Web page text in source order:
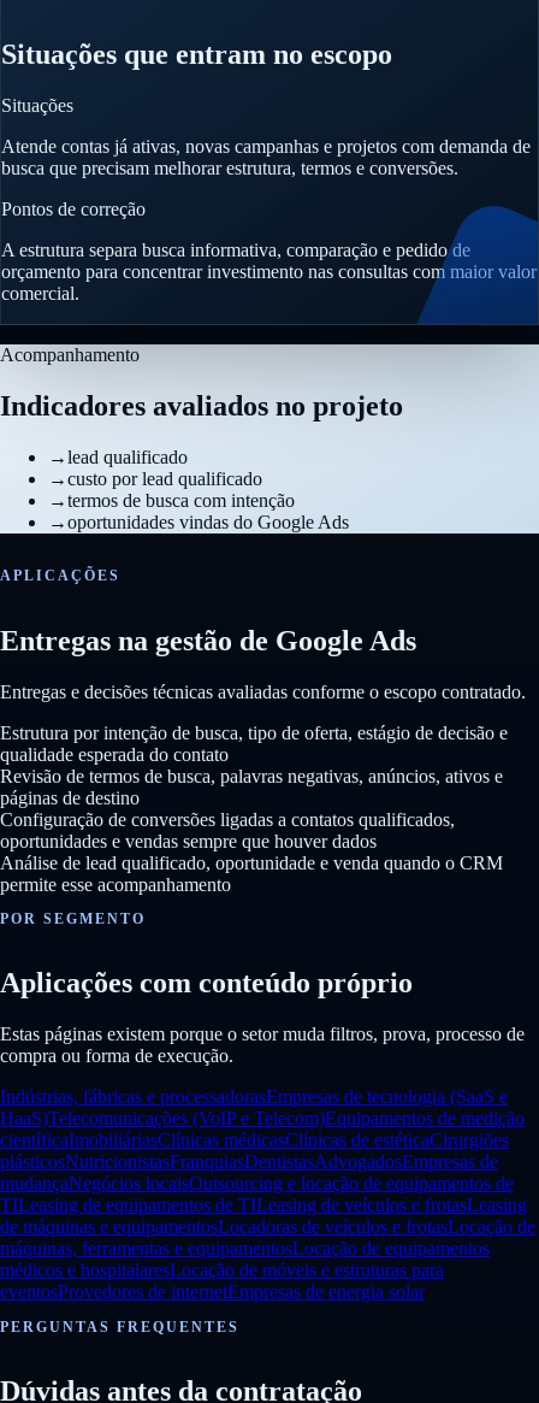
Situações que entram no escopo
Situações
Atende contas já ativas, novas campanhas e projetos com demanda de
busca que precisam melhorar estrutura, termos e conversões.
Pontos de correção
A estrutura separa busca informativa, comparação e pedido de
orçamento para concentrar investimento nas consultas com maior valor
comercial.
Acompanhamento
Indicadores avaliados no projeto
→lead qualificado
→custo por lead qualificado
→termos de busca com intenção
→oportunidades vindas do Google Ads
APLICAÇÕES
Entregas na gestão de Google Ads
Entregas e decisões técnicas avaliadas conforme o escopo contratado.
Estrutura por intenção de busca, tipo de oferta, estágio de decisão e
qualidade esperada do contato
Revisão de termos de busca, palavras negativas, anúncios, ativos e
páginas de destino
Configuração de conversões ligadas a contatos qualificados,
oportunidades e vendas sempre que houver dados
Análise de lead qualificado, oportunidade e venda quando o CRM
permite esse acompanhamento
POR SEGMENTO
Aplicações com conteúdo próprio
Estas páginas existem porque o setor muda filtros, prova, processo de
compra ou forma de execução.
Indústrias, fábricas e processadorasEmpresas de tecnologia (SaaS e
HaaS)Telecomunicações (VoIP e Telecom)Equipamentos de medição
científicaImobiliáriasClínicas médicasClínicas de estéticaCirurgiões
plásticosNutricionistasFranquiasDentistasAdvogadosEmpresas de
mudançaNegócios locaisOutsourcing e locação de equipamentos de
TILeasing de equipamentos de TILeasing de veículos e frotasLeasing
de máquinas e equipamentosLocadoras de veículos e frotasLocação de
máquinas, ferramentas e equipamentosLocação de equipamentos
médicos e hospitalaresLocação de móveis e estruturas para
eventosProvedores de internetEmpresas de energia solar
PERGUNTAS FREQUENTES
Dúvidas antes da contratação